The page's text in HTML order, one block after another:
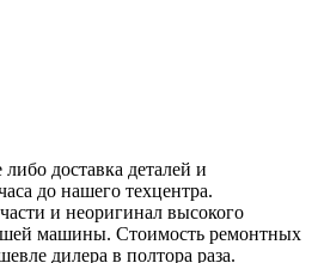
либо доставка деталей и
до нашего техцентра.
и неоригинал высокого
машины. Стоимость ремонтных
дилера в полтора раза.